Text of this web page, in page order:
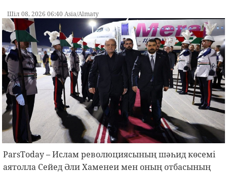
Шіл 08, 2026 06:40 Asia/Almaty
ParsToday – Ислам революциясының шәһид көсемі
аятолла Сейед Әли Хаменеи мен оның отбасының